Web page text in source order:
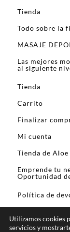
Tienda
Todo sobre la
MASAJE
Las mejores
al siguiente
Tienda
Carrito
Finalizar
Mi cuenta
Tienda de Aloe
Emprende tu
Oportunidad
Política de
Utilizamos cookies
servicios y